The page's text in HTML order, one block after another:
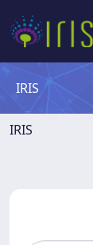
IRIS
IRIS